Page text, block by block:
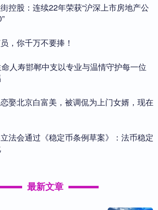
控股：连续22年荣获“沪深上市房地产公
，你千万不要捧！
人寿邯郸中支以专业与温情守护每一位
娶北京白富美，被调侃为上门女婿，现在
法会通过《稳定币条例草案》：法币稳定
最新文章